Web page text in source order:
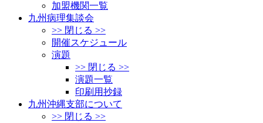
加盟機関一覧
九州病理集談会
>> 閉じる >>
開催スケジュール
演題
>> 閉じる >>
演題一覧
印刷用抄録
九州沖縄支部について
>> 閉じる >>